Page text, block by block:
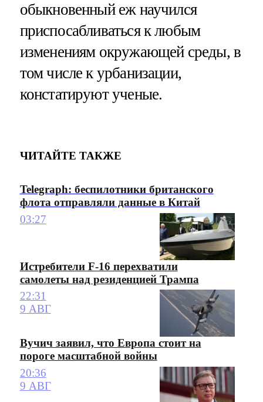
обыкновенный еж научился
приспосабливаться к любым
изменениям окружающей среды, в
том числе к урбанизации,
констатируют ученые.
ЧИТАЙТЕ ТАКЖЕ
Telegraph: беспилотники британского
флота отправляли данные в Китай
03:27
Истребители F-16 перехватили
самолеты над резиденцией Трампа
22:31
9 АВГ
Вучич заявил, что Европа стоит на
пороге масштабной войны
20:36
9 АВГ